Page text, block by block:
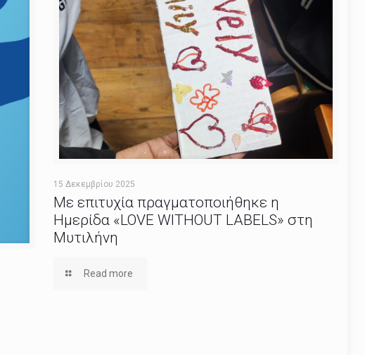
15 Δεκεμβρίου 2025
Με επιτυχία πραγματοποιήθηκε η
Ημερίδα «LOVE WITHOUT LABELS» στη
Μυτιλήνη
Read more